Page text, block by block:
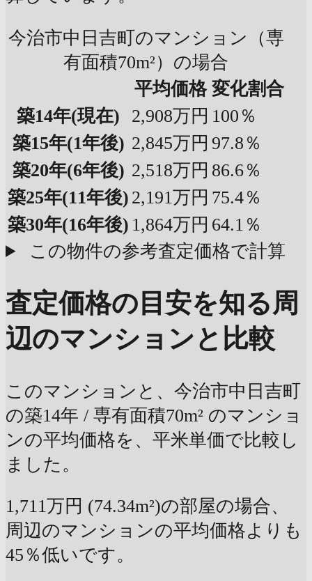
今治市中日吉町のマンション（専
有面積70m²）の場合
平均価格 変化割合
築14年(現在) 2,908万円 100％
築15年(1年後) 2,845万円 97.8％
築20年(6年後) 2,518万円 86.6％
築25年(11年後) 2,191万円 75.4％
築30年(16年後) 1,864万円 64.1％
この物件の参考査定価格で計算
査定価格の目安を知る周
辺のマンションと比較
このマンションと、今治市中日吉町
の築14年 / 専有面積70m² のマンショ
ンの平均価格を、平米単価で比較し
ました。
1,711万円 (74.34m²)の部屋の場合、
周辺のマンションの平均価格よりも
45％低いです。